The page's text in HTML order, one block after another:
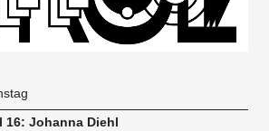
16: Johanna Diehl